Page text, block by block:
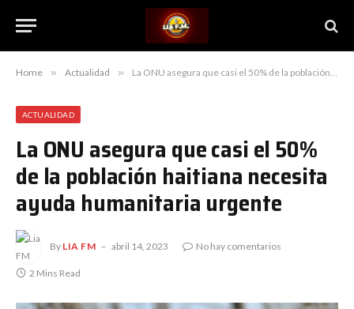
Home » Actualidad » La ONU asegura que casi el 50% de la población haitiana necesita ayuda humanitaria urgente
ACTUALIDAD
La ONU asegura que casi el 50%
de la población haitiana necesita
ayuda humanitaria urgente
By LIA FM abril 14, 2023 No hay comentarios
2 Mins Read